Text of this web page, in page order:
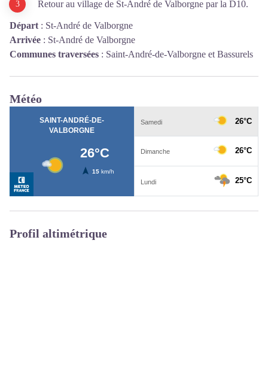
Retour au village de St-André de Valborgne par la D10.
Départ : St-André de Valborgne
Arrivée : St-André de Valborgne
Communes traversées : Saint-André-de-Valborgne et Bassurels
Météo
Profil altimétrique